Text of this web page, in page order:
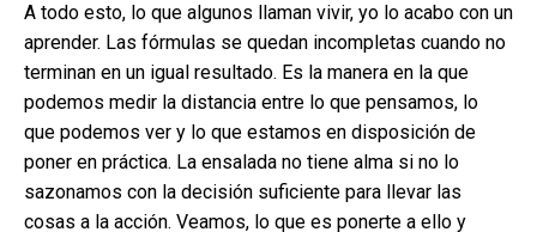
A todo esto, lo que algunos llaman vivir, yo lo acabo con un
aprender. Las fórmulas se quedan incompletas cuando no
terminan en un igual resultado. Es la manera en la que
podemos medir la distancia entre lo que pensamos, lo
que podemos ver y lo que estamos en disposición de
poner en práctica. La ensalada no tiene alma si no lo
sazonamos con la decisión suficiente para llevar las
cosas a la acción. Veamos, lo que es ponerte a ello y